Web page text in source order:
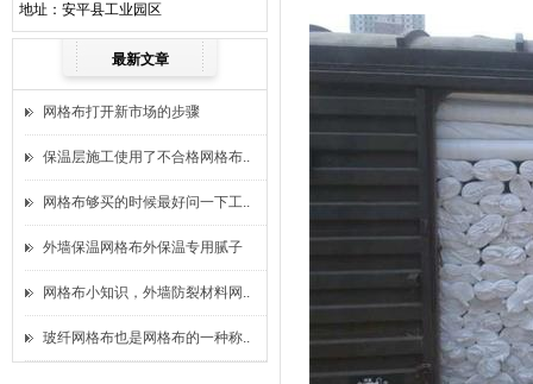
地址：安平县工业园区
最新文章
网格布打开新市场的步骤
保温层施工使用了不合格网格布..
网格布够买的时候最好问一下工..
外墙保温网格布外保温专用腻子
网格布小知识，外墙防裂材料网..
玻纤网格布也是网格布的一种称..